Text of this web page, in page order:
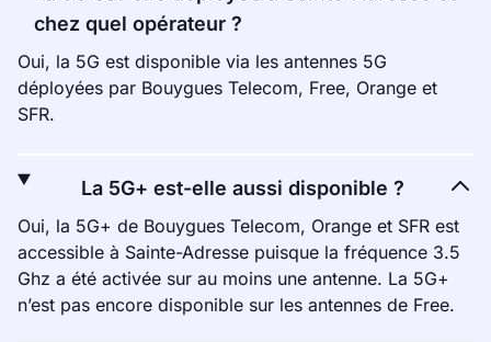
chez quel opérateur ?
Oui, la 5G est disponible via les antennes 5G
déployées par Bouygues Telecom, Free, Orange et
SFR.
La 5G+ est-elle aussi disponible ?
Oui, la 5G+ de Bouygues Telecom, Orange et SFR est
accessible à Sainte-Adresse puisque la fréquence 3.5
Ghz a été activée sur au moins une antenne. La 5G+
n’est pas encore disponible sur les antennes de Free.